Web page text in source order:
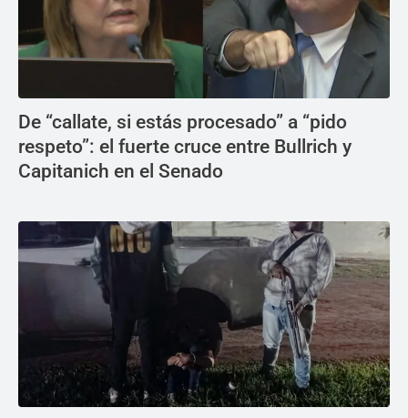
De “callate, si estás procesado” a “pido
respeto”: el fuerte cruce entre Bullrich y
Capitanich en el Senado